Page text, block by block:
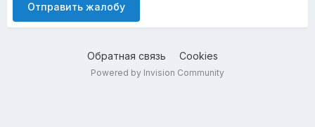
Отправить жалобу
Обратная связь Cookies
Powered by Invision Community